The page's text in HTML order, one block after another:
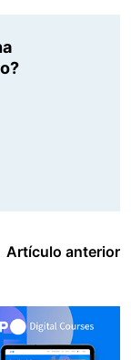
Artículo anterior